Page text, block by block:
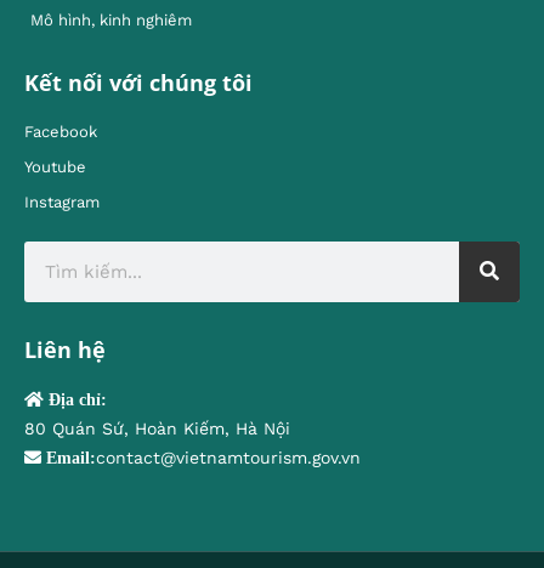
Mô hình, kinh nghiêm
Kết nối với chúng tôi
Facebook
Youtube
Instagram
Liên hệ
Địa chỉ:
80 Quán Sứ, Hoàn Kiếm, Hà Nội
Email:contact@vietnamtourism.gov.vn